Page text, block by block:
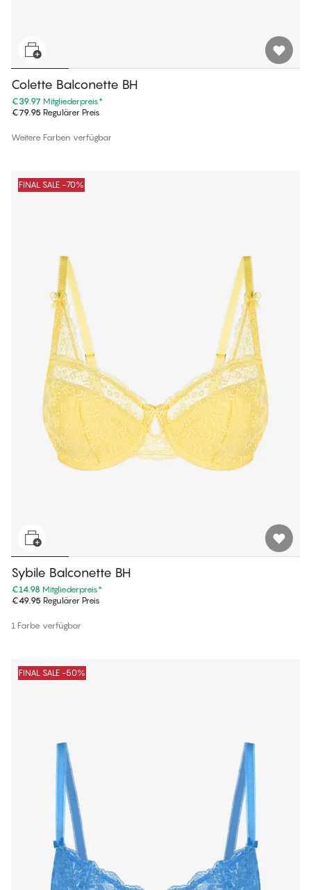
Colette Balconette BH
€39.97 Mitgliederpreis*
€79.95 Regulärer Preis
Weitere Farben verfügbar
FINAL SALE -70%
Sybile Balconette BH
€14.98 Mitgliederpreis*
€49.95 Regulärer Preis
1 Farbe verfügbar
FINAL SALE -50%